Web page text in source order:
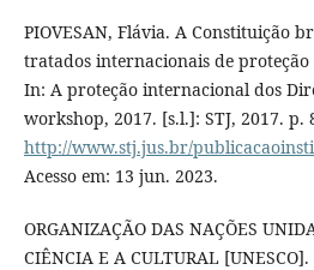
PIOVESAN, Flávia. A Constituição
tratados internacionais de
In: A proteção internacional dos
workshop, 2017. [s.l.]: STJ, 2017. p.
http://www.stj.jus.br/
Acesso em: 13 jun. 2023.
ORGANIZAÇÃO DAS NAÇÕES
CIÊNCIA E A CULTURAL